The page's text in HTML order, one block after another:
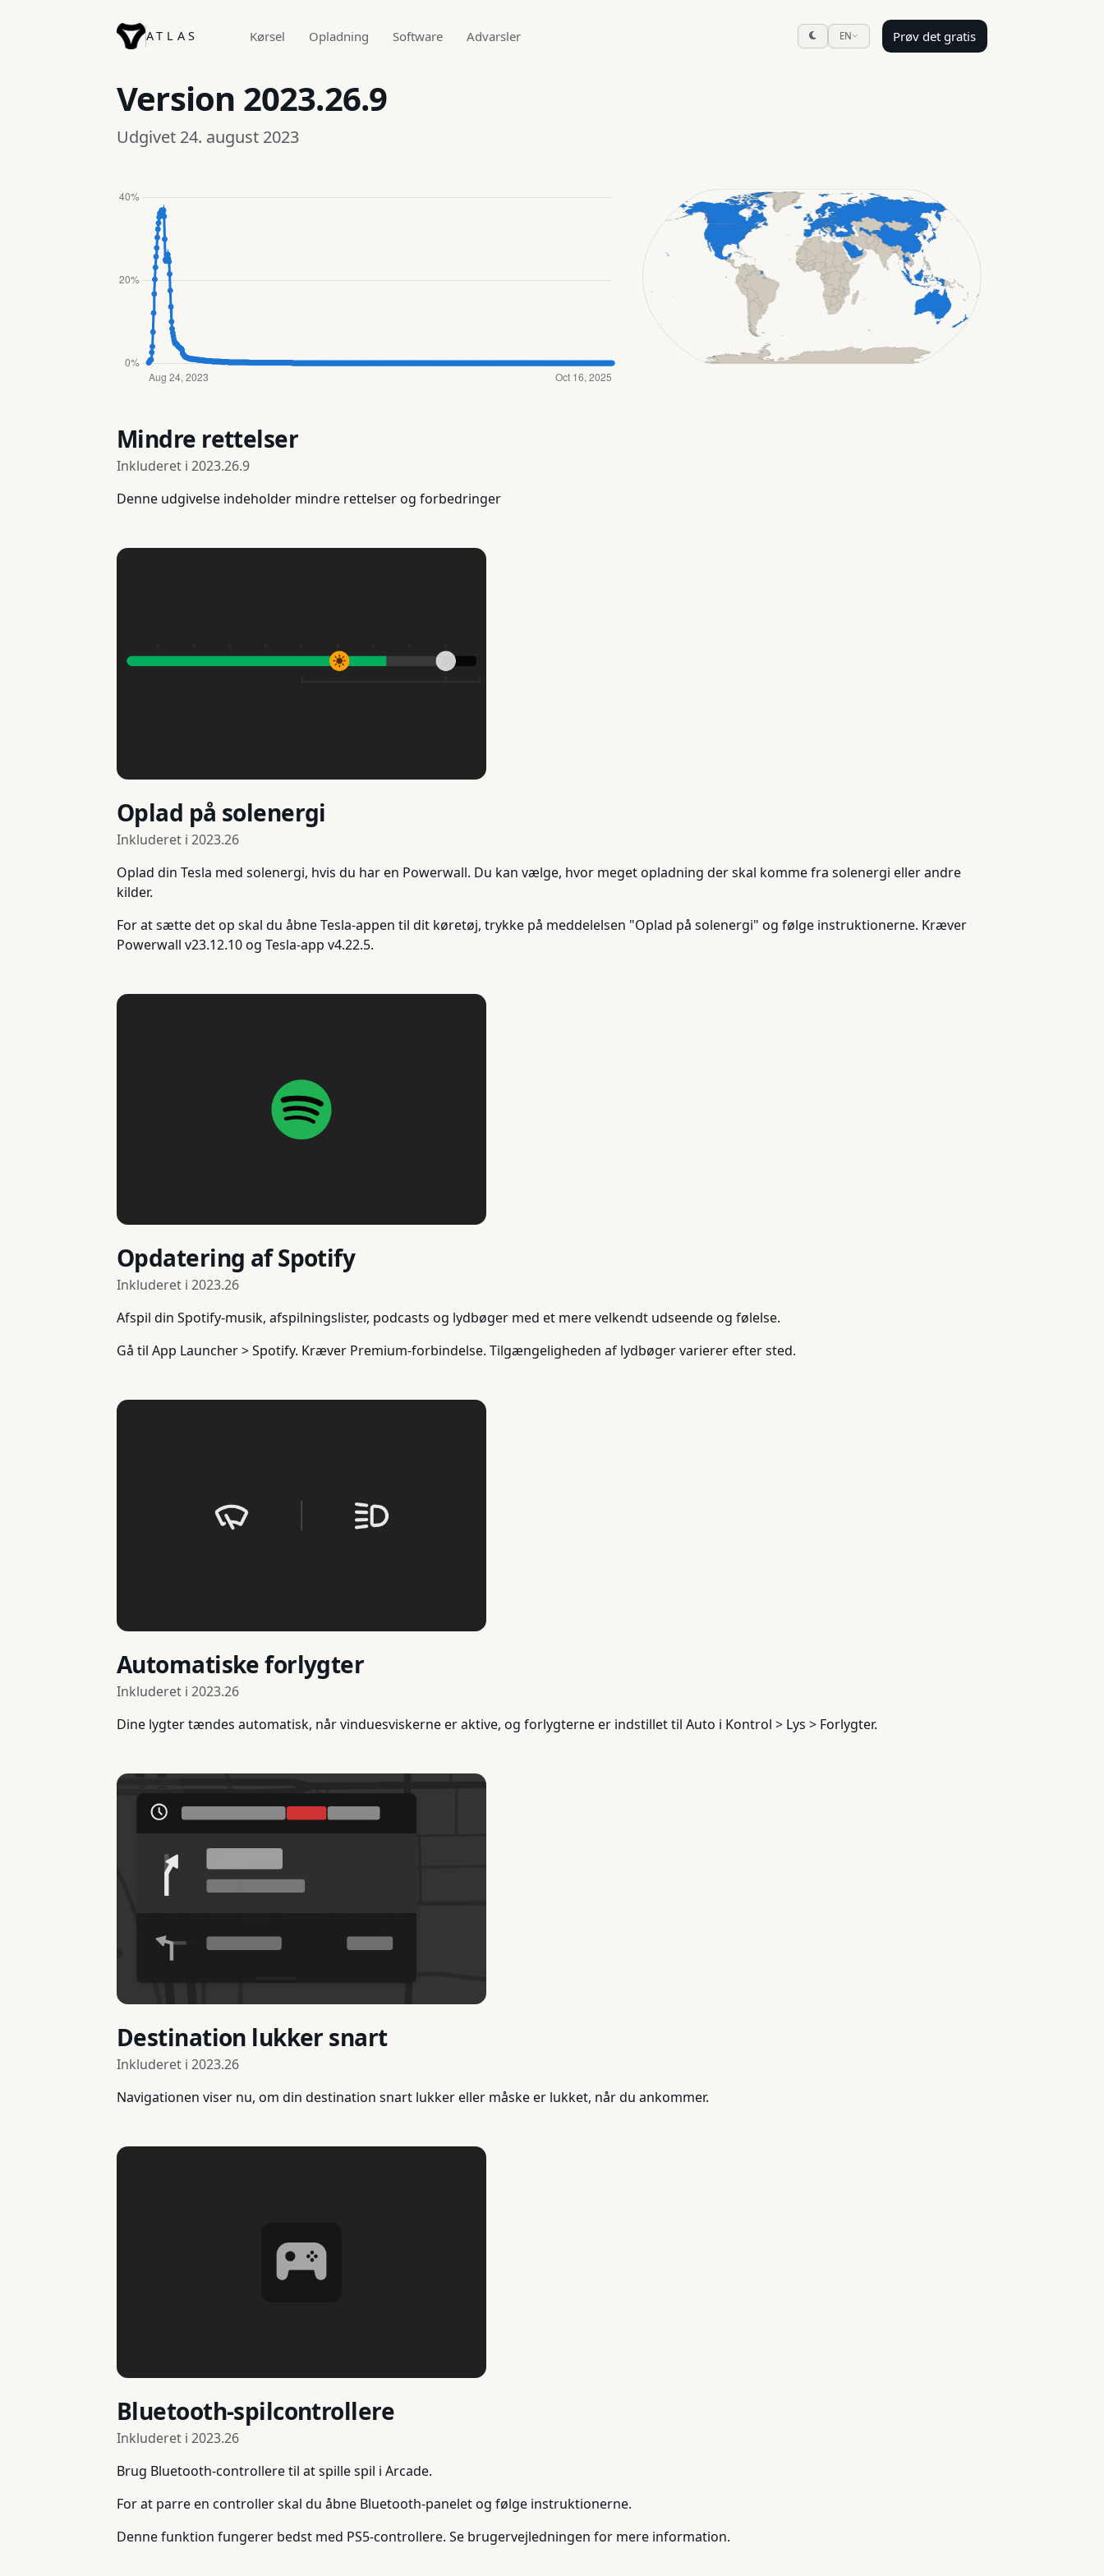
ATLAS Kørsel Opladning Software Advarsler EN Prøv det gratis
Version 2023.26.9
Udgivet 24. august 2023
Mindre rettelser
Inkluderet i 2023.26.9
Denne udgivelse indeholder mindre rettelser og forbedringer
Oplad på solenergi
Inkluderet i 2023.26
Oplad din Tesla med solenergi, hvis du har en Powerwall. Du kan vælge, hvor meget opladning der skal komme fra solenergi eller andre
kilder.
For at sætte det op skal du åbne Tesla-appen til dit køretøj, trykke på meddelelsen "Oplad på solenergi" og følge instruktionerne. Kræver
Powerwall v23.12.10 og Tesla-app v4.22.5.
Opdatering af Spotify
Inkluderet i 2023.26
Afspil din Spotify-musik, afspilningslister, podcasts og lydbøger med et mere velkendt udseende og følelse.
Gå til App Launcher > Spotify. Kræver Premium-forbindelse. Tilgængeligheden af lydbøger varierer efter sted.
Automatiske forlygter
Inkluderet i 2023.26
Dine lygter tændes automatisk, når vinduesviskerne er aktive, og forlygterne er indstillet til Auto i Kontrol > Lys > Forlygter.
Destination lukker snart
Inkluderet i 2023.26
Navigationen viser nu, om din destination snart lukker eller måske er lukket, når du ankommer.
Bluetooth-spilcontrollere
Inkluderet i 2023.26
Brug Bluetooth-controllere til at spille spil i Arcade.
For at parre en controller skal du åbne Bluetooth-panelet og følge instruktionerne.
Denne funktion fungerer bedst med PS5-controllere. Se brugervejledningen for mere information.